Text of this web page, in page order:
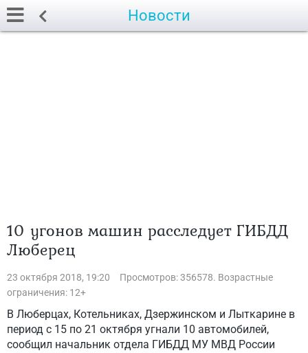
Новости
10 угонов машин расследует ГИБДД
Люберец
23 октября 2018, 19:20
Просмотров: 356578. Возрастные
ограничения: 12+
В Люберцах, Котельниках, Дзержинском и Лыткарине в
период с 15 по 21 октября угнали 10 автомобилей,
сообщил начальник отдела ГИБДД МУ МВД России